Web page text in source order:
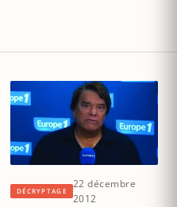
DÉCRYPTAGE
22 décembre
2012